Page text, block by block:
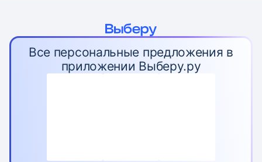
Все персональные предложения в
приложении Выберу.ру